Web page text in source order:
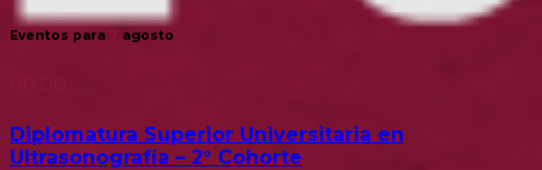
Eventos para agosto
Diplomatura Superior Universitaria en
Ultrasonografía – 2° Cohorte